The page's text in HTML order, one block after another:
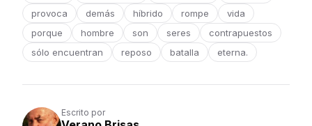
provoca
demás híbrido rompe
vida
porque
hombre son seres
contrapuestos
sólo encuentran
reposo batalla eterna.
Escrito por